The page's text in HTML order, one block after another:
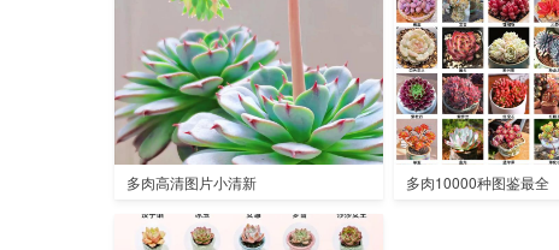
多肉高清图片小清新 多肉10000种图鉴最全